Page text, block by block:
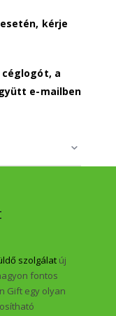
kérje
céglogót, a
e-mailben
szolgálat új
fontos
Gift egy olyan